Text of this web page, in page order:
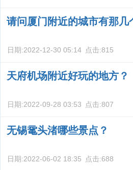
请问厦门附近的城市有那几
日期:2022-12-30 05:14 点击:815
天府机场附近好玩的地方？
日期:2022-09-28 03:53 点击:807
无锡鼋头渚哪些景点？
日期:2022-06-02 18:35 点击:688